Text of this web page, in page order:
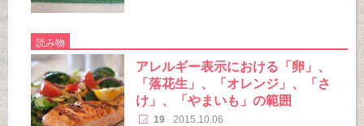
読み物
アレルギー表示における「卵」、
「落花生」、「オレンジ」、「さ
け」、「やまいも」の範囲
19 2015.10.06